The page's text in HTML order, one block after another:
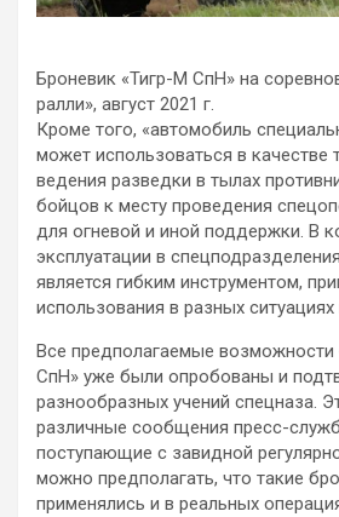
Броневик «Тигр-М СпН» на
ралли», август 2021 г.
Кроме того, «автомобиль
может использоваться в качестве
ведения разведки в тылах
бойцов к месту проведения
для огневой и иной поддержки. В
эксплуатации в
является гибким инструментом,
использования в разных
Все предполагаемые возможности
СпН» уже были опробованы и
разнообразных учений спецназа.
различные сообщения пресс-
поступающие с завидной
можно предполагать, что такие
применялись и в реальных